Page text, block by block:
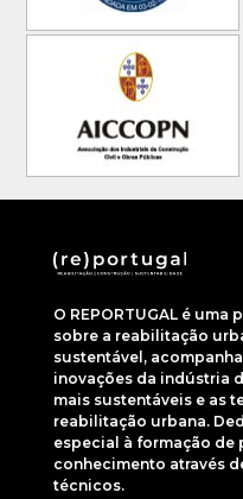
O REPORTUGAL é
sobre a reabilitação
sustentável,
inovações da indústria
mais sustentáveis e as
reabilitação urbana.
especial à formação
conhecimento através
técnicos.